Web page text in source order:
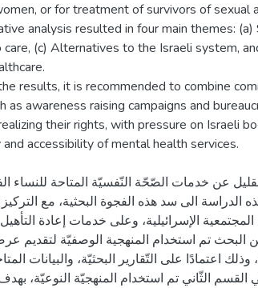
or for treatment of survivors of sexual
analysis resulted in four main themes: (a)
care, (c) Alternatives to the Israeli system,
results, it is recommended to combine
as awareness raising campaigns and
their rights, with pressure on Israeli
عن خدمات الصّحّة النّفسيّة المتاحة للنساء
الدراسة الى سد هذه الفجوة البحثية، مع
الإسرائيلية، وعلى خدمات إعادة التأهيل
البحث تم استخدام المنهجية الوصفيّة لتقديم
اعتمادًا على التّقارير البحثيّة، والبيانات
القسم الثّاني تم استخدام المنهجيّة النوعيّة،